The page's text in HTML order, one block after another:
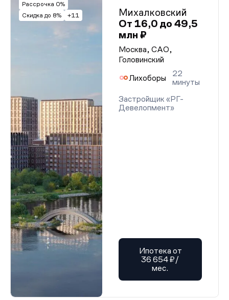
Рассрочка 0%
Скидка до 8%
+11
Михалковский
От 16,0 до 49,5
млн ₽
Москва, САО,
Головинский
Лихоборы
22
минуты
Застройщик «РГ-
Девелопмент»
Ипотека от
36 654 ₽/
мес.